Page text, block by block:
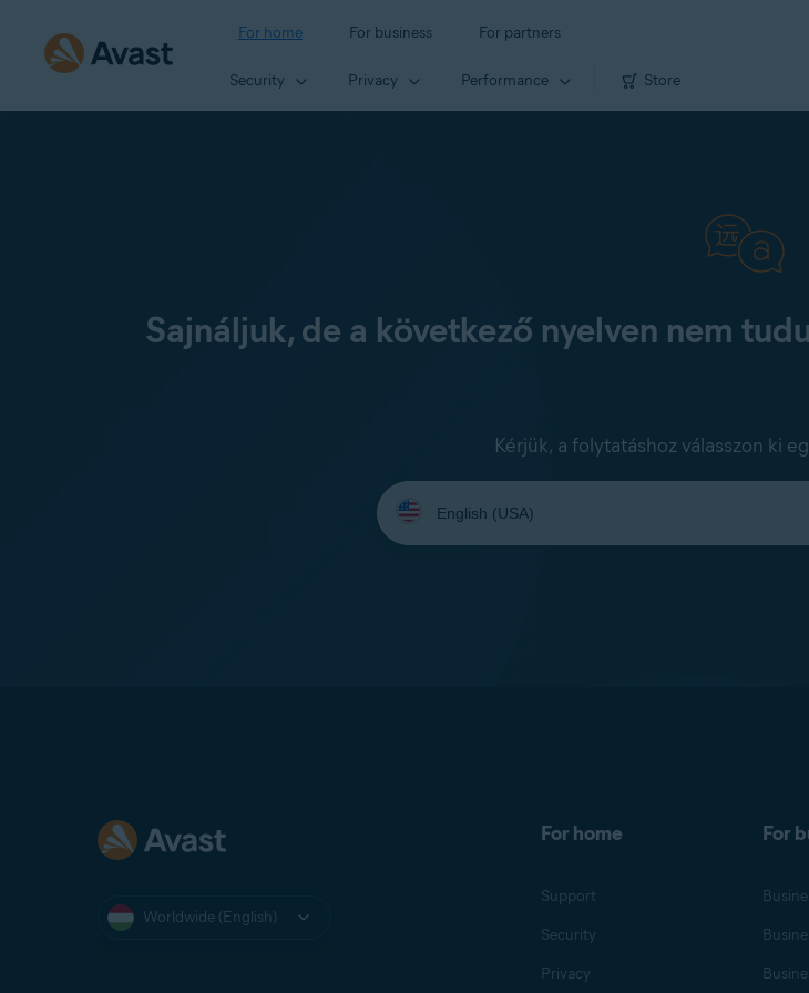
For home For business For partners
Security Privacy Performance Store
Sajnáljuk, de a következő nyelven nem
Kérjük, a folytatáshoz válasszon ki
Select
your
language:
Worldwide (English)
For home
Support
Security
Privacy
For